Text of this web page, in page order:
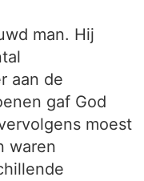
man. Hij
aan de
gaf God
moest
waren